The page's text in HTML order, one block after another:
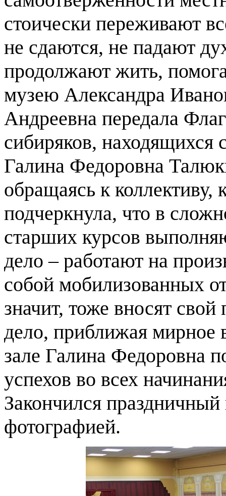
стоически переживают
не сдаются, не падают
продолжают жить,
музею Александра
Андреевна передала
сибиряков, находящихся
Галина Федоровна
обращаясь к коллективу,
подчеркнула, что в
старших курсов
дело – работают на
собой мобилизованных
значит, тоже вносят
дело, приближая мирное
зале Галина Федоровна
успехов во всех
Закончился
фотографией.